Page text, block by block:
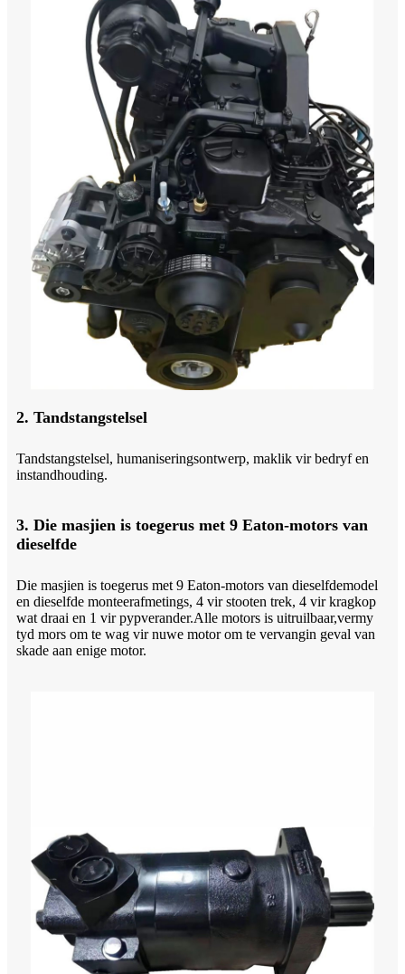
2. Tandstangstelsel
Tandstangstelsel, humaniseringsontwerp, maklik vir bedryf en
instandhouding.
3. Die masjien is toegerus met 9 Eaton-motors van
dieselfde
Die masjien is toegerus met 9 Eaton-motors van dieselfdemodel
en dieselfde monteerafmetings, 4 vir stooten trek, 4 vir kragkop
wat draai en 1 vir pypverander.Alle motors is uitruilbaar,vermy
tyd mors om te wag vir nuwe motor om te vervangin geval van
skade aan enige motor.